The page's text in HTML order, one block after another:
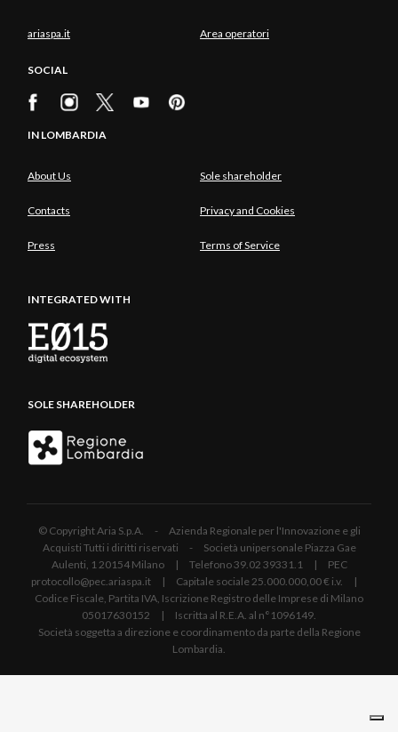
ariaspa.it Area operatori
SOCIAL
IN LOMBARDIA
About Us Sole shareholder
Contacts Privacy and Cookies
Press Terms of Service
INTEGRATED WITH
SOLE SHAREHOLDER
© Copyright Aria S.p.A. - Azienda Regionale per l'Innovazione e gli
Acquisti Tutti i diritti riservati - Società unipersonale Piazza Gae
Aulenti, 1 20154 Milano | Telefono 39.02 39331.1 | PEC
protocollo@pec.ariaspa.it | Capitale sociale 25.000.000,00 € i.v. |
Codice Fiscale, Partita IVA, Iscrizione Registro delle Imprese di Milano
05017630152 | Iscritta al R.E.A. al n°1096149.
Società soggetta a direzione e coordinamento da parte della Regione
Lombardia.